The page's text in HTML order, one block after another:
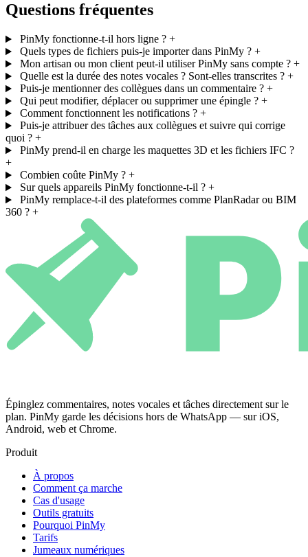
Questions fréquentes
PinMy fonctionne-t-il hors ligne ? +
Quels types de fichiers puis-je importer dans PinMy ? +
Mon artisan ou mon client peut-il utiliser PinMy sans compte ? +
Quelle est la durée des notes vocales ? Sont-elles transcrites ? +
Puis-je mentionner des collègues dans un commentaire ? +
Qui peut modifier, déplacer ou supprimer une épingle ? +
Comment fonctionnent les notifications ? +
Puis-je attribuer des tâches aux collègues et suivre qui corrige
quoi ? +
PinMy prend-il en charge les maquettes 3D et les fichiers IFC ?
+
Combien coûte PinMy ? +
Sur quels appareils PinMy fonctionne-t-il ? +
PinMy remplace-t-il des plateformes comme PlanRadar ou BIM
360 ? +
Épinglez commentaires, notes vocales et tâches directement sur le
plan. PinMy garde les décisions hors de WhatsApp — sur iOS,
Android, web et Chrome.
Produit
À propos
Comment ça marche
Cas d'usage
Outils gratuits
Pourquoi PinMy
Tarifs
Jumeaux numériques